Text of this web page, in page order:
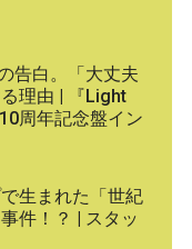
告白。「大丈夫
理由 | 『Light
周年記念盤イン
生まれた「世紀
件！？ | スタッ